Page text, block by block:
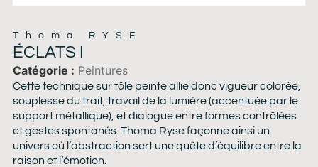
Thoma RYSE
ÉCLATS I
Catégorie Peintures
Cette technique sur tôle peinte allie donc vigueur colorée,
souplesse du trait, travail de la lumière (accentuée par le
support métallique), et dialogue entre formes contrôlées
et gestes spontanés. Thoma Ryse façonne ainsi un
univers où l’abstraction sert une quête d’équilibre entre la
raison et l’émotion.